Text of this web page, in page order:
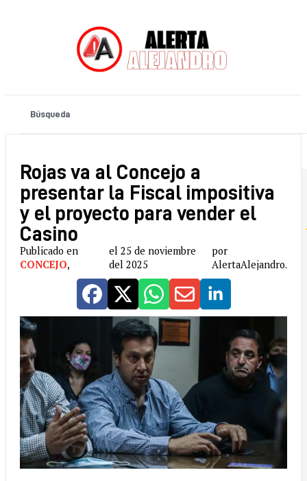
Rojas va al Concejo a
presentar la Fiscal impositiva
y el proyecto para vender el
Casino
Publicado en
CONCEJO,
el 25 de noviembre
del 2025
por
AlertaAlejandro.